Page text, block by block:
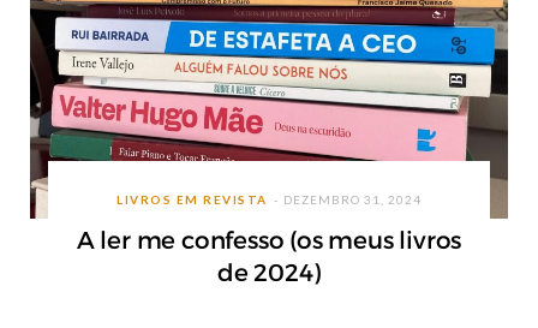
LIVROS EM REVISTA DEZEMBRO 31, 2024
A ler me confesso (os meus livros
de 2024)